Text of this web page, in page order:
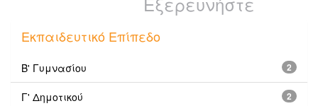
Εκπαιδευτικό Επίπεδο
2
Β' Γυμνασίου
2
Γ' Δημοτικού